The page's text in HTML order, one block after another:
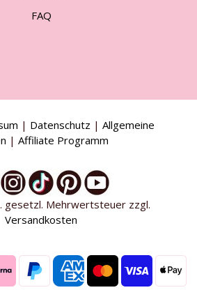
FAQ
| Datenschutz | Allgemeine
| Affiliate Programm
gesetzl. Mehrwertsteuer zzgl.
Versandkosten